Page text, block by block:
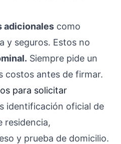
adicionales como
y seguros. Estos no
Siempre pide un
costos antes de firmar.
para solicitar
identificación oficial de
residencia,
y prueba de domicilio.